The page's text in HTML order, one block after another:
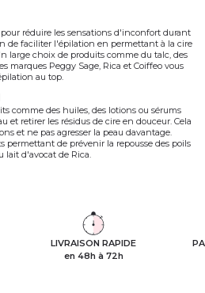
réduire les sensations d'inconfort durant
de faciliter l'épilation en permettant à la cire
large choix de produits comme du talc, des
marques Peggy Sage, Rica et Coiffeo vous
au top.
comme des huiles, des lotions ou sérums
et retirer les résidus de cire en douceur. Cela
et ne pas agresser la peau davantage.
permettant de prévenir la repousse des poils
lait d'avocat de Rica.
LIVRAISON RAPIDE
en 48h à 72h